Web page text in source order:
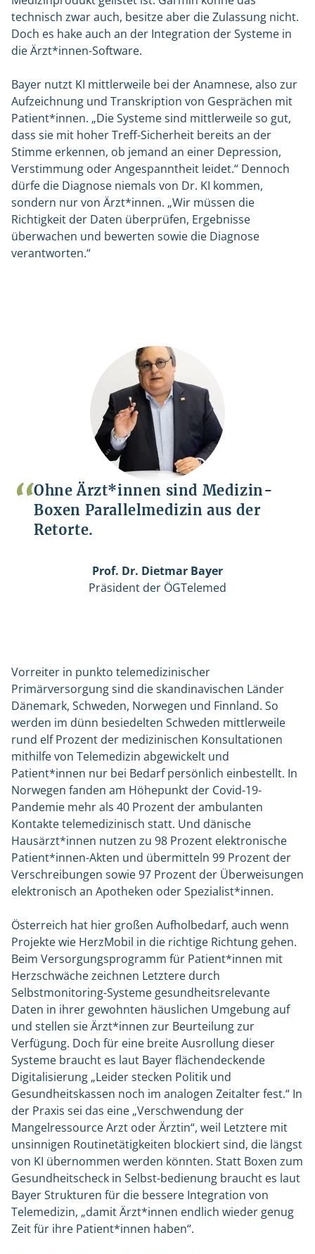
technisch zwar auch, besitze aber die Zulassung nicht.
Doch es hake auch an der Integration der Systeme in
die Ärzt*innen-Software.
Bayer nutzt KI mittlerweile bei der Anamnese, also zur
Aufzeichnung und Transkription von Gesprächen mit
Patient*innen. „Die Systeme sind mittlerweile so gut,
dass sie mit hoher Treff-Sicherheit bereits an der
Stimme erkennen, ob jemand an einer Depression,
Verstimmung oder Angespanntheit leidet.“ Dennoch
dürfe die Diagnose niemals von Dr. KI kommen,
sondern nur von Ärzt*innen. „Wir müssen die
Richtigkeit der Daten überprüfen, Ergebnisse
überwachen und bewerten sowie die Diagnose
verantworten.“
Ohne Ärzt*innen sind Medizin-
Boxen Parallelmedizin aus der
Retorte.
Prof. Dr. Dietmar Bayer
Präsident der ÖGTelemed
Vorreiter in punkto telemedizinischer
Primärversorgung sind die skandinavischen Länder
Dänemark, Schweden, Norwegen und Finnland. So
werden im dünn besiedelten Schweden mittlerweile
rund elf Prozent der medizinischen Konsultationen
mithilfe von Telemedizin abgewickelt und
Patient*innen nur bei Bedarf persönlich einbestellt. In
Norwegen fanden am Höhepunkt der Covid-19-
Pandemie mehr als 40 Prozent der ambulanten
Kontakte telemedizinisch statt. Und dänische
Hausärzt*innen nutzen zu 98 Prozent elektronische
Patient*innen-Akten und übermitteln 99 Prozent der
Verschreibungen sowie 97 Prozent der Überweisungen
elektronisch an Apotheken oder Spezialist*innen.
Österreich hat hier großen Aufholbedarf, auch wenn
Projekte wie HerzMobil in die richtige Richtung gehen.
Beim Versorgungsprogramm für Patient*innen mit
Herzschwäche zeichnen Letztere durch
Selbstmonitoring-Systeme gesundheitsrelevante
Daten in ihrer gewohnten häuslichen Umgebung auf
und stellen sie Ärzt*innen zur Beurteilung zur
Verfügung. Doch für eine breite Ausrollung dieser
Systeme braucht es laut Bayer flächendeckende
Digitalisierung „Leider stecken Politik und
Gesundheitskassen noch im analogen Zeitalter fest.“ In
der Praxis sei das eine „Verschwendung der
Mangelressource Arzt oder Ärztin“, weil Letztere mit
unsinnigen Routinetätigkeiten blockiert sind, die längst
von KI übernommen werden könnten. Statt Boxen zum
Gesundheitscheck in Selbst-bedienung braucht es laut
Bayer Strukturen für die bessere Integration von
Telemedizin, „damit Ärzt*innen endlich wieder genug
Zeit für ihre Patient*innen haben“.